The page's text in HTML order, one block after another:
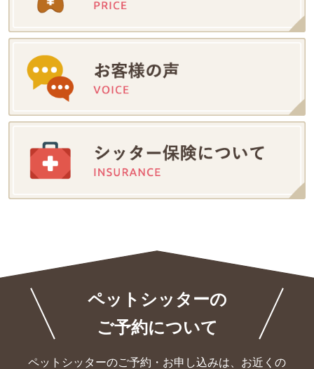
ペットシッターの
ご予約について
ペットシッターのご予約・お申し込みは、お近くの